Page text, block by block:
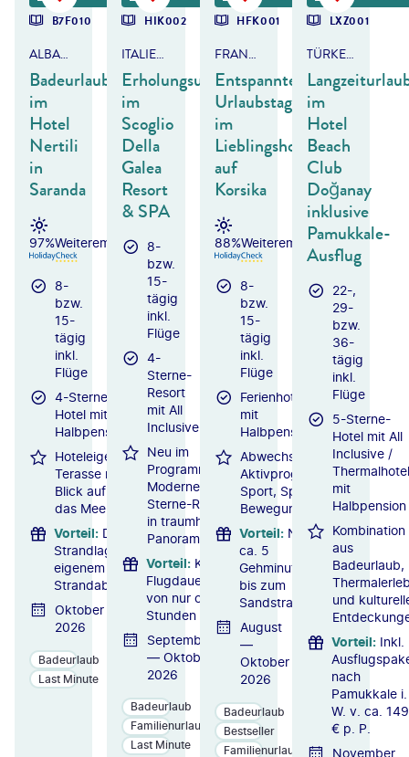
B7F010
ALBANIEN
Badeurlaub
im
Hotel
Nertili
in
Saranda
Weiterempfehlung
97%
8-
bzw.
15-
tägig
inkl.
Flüge
4-Sterne-
Hotel mit
Halbpension
Hoteleigene
Terasse mit
Blick auf
das Meer
Vorteil: Direkte
Strandlage mit
eigenem
Strandabschnitt
Oktober
2026
Badeurlaub
Last Minute
HIK002
ITALIEN - KALABRIEN
Erholungsurlaub
im
Scoglio
Della
Galea
Resort
& SPA
8-
bzw.
15-
tägig
inkl.
Flüge
4-
Sterne-
Resort
mit All
Inclusive
Neu im
Programm:
Modernes 4-
Sterne-Resort
in traumhafter
Panoramalage
Vorteil: Kurze
Flugdauer
von nur ca. 2
Stunden
September
— Oktober
2026
Badeurlaub
Familienurlaub
Last Minute
HFK001
FRANKREICH - KORSIKA
Entspannte
Urlaubstage
im
Lieblingshotel
auf
Korsika
Weiterempfehlung
88%
8-
bzw.
15-
tägig
inkl.
Flüge
Ferienhotel
mit
Halbpension
Abwechslungsreiches
Aktivprogramm mit
Sport, Spiel und
Bewegung
Vorteil: Nur
ca. 5
Gehminuten
bis zum
Sandstrand
August
—
Oktober
2026
Badeurlaub
Bestseller
Familienurlaub
LXZ001
TÜRKEI - PAMUKKALE & TÜRKISCHE RIVIERA
im
Hotel
Beach
Club
Doğanay
inklusive
Pamukkale-
Ausflug
22-,
29-
bzw.
36-
tägig
inkl.
Flüge
5-Sterne-
Hotel mit All
Inclusive /
Thermalhotel
mit
Halbpension
Kombination
aus
Badeurlaub,
und
Vorteil: Inkl.
nach
Pamukkale i.
W. v. ca. 149
€ p. P.
November